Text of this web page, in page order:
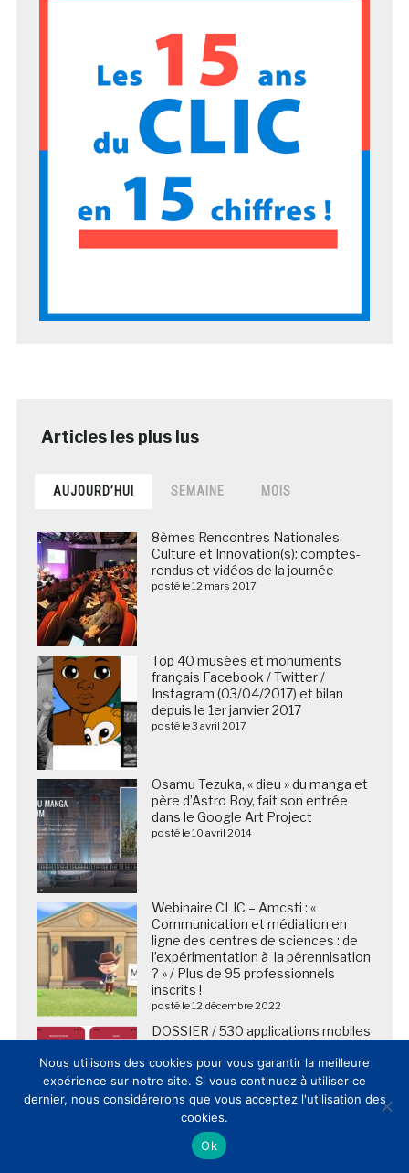
AUJOURD’HUI SEMAINE MOIS
8èmes Rencontres Nationales
Culture et Innovation(s): comptes-
rendus et vidéos de la journée
posté le 12 mars 2017
Top 40 musées et monuments
français Facebook / Twitter /
Instagram (03/04/2017) et bilan
depuis le 1er janvier 2017
posté le 3 avril 2017
Osamu Tezuka, « dieu » du manga et
père d’Astro Boy, fait son entrée
dans le Google Art Project
posté le 10 avril 2014
Webinaire CLIC – Amcsti : «
Communication et médiation en
ligne des centres de sciences : de
l’expérimentation à la pérennisation
? » / Plus de 95 professionnels
inscrits !
posté le 12 décembre 2022
DOSSIER / 530 applications mobiles
France (09/02/2021)
posté le 9 février 2021
Nous utilisons des cookies pour vous garantir la meilleure
expérience sur notre site. Si vous continuez à utiliser ce
dernier, nous considérerons que vous acceptez l'utilisation des
cookies.
Ok